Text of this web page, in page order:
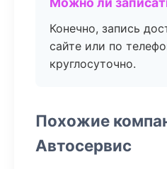
Конечно, запись
сайте или по
круглосуточно.
Похожие
Автосервис